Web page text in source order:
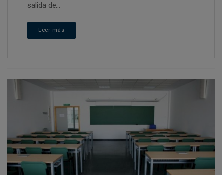
salida de...
Leer más